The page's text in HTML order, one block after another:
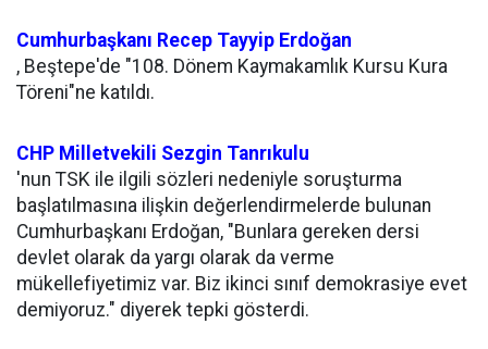
Cumhurbaşkanı Recep Tayyip Erdoğan
, Beştepe'de "108. Dönem Kaymakamlık Kursu Kura
Töreni"ne katıldı.
CHP Milletvekili Sezgin Tanrıkulu
'nun TSK ile ilgili sözleri nedeniyle soruşturma
başlatılmasına ilişkin değerlendirmelerde bulunan
Cumhurbaşkanı Erdoğan, "Bunlara gereken dersi
devlet olarak da yargı olarak da verme
mükellefiyetimiz var. Biz ikinci sınıf demokrasiye evet
demiyoruz." diyerek tepki gösterdi.